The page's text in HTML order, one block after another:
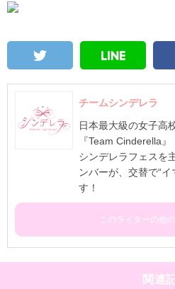
チームシンデレラ
日本最大級の女子高
『Team Cinderella』
シンデレラフェスを
ンバーが、交替で“
す！
このライターの他
関連